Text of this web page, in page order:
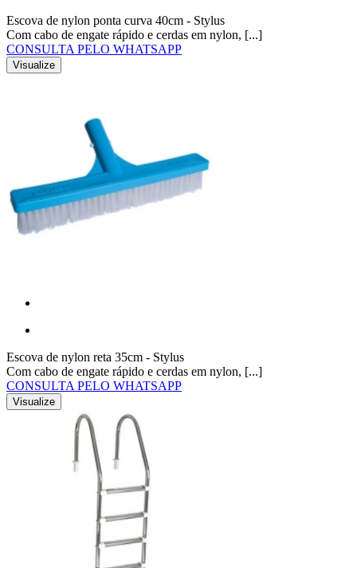
Escova de nylon ponta curva 40cm - Stylus
Com cabo de engate rápido e cerdas em nylon, [...]
CONSULTA PELO WHATSAPP
Visualize
Escova de nylon reta 35cm - Stylus
Com cabo de engate rápido e cerdas em nylon, [...]
CONSULTA PELO WHATSAPP
Visualize